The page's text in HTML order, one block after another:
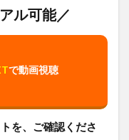
ル可能／
で動画視聴
を、ご確認くださ